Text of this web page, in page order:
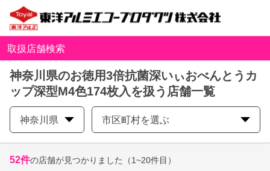
取扱店舗検索
神奈川県のお徳用3倍抗菌深いぃおべんとうカ
ップ深型M4色174枚入を扱う店舗一覧
神奈川県 市区町村を選ぶ
52件の店舗が見つかりました （1~20件目）